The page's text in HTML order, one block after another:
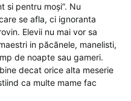
si pentru moși”. Nu
se afla, ci ignoranta
Elevii nu mai vor sa
in păcănele, manelisti,
de noapte sau gameri.
decat orice alta meserie
ca multe mame fac